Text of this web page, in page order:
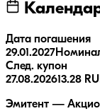
Дата погашения
29.01.2027
След. купон
27.08.202613.28
Эмитент —